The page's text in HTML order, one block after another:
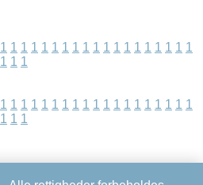
1 1 1 1 1 1 1 1 1 1 1 1 1 1 1 1 1 1 1
1 1 1
1 1 1 1 1 1 1 1 1 1 1 1 1 1 1 1 1 1 1
1 1 1